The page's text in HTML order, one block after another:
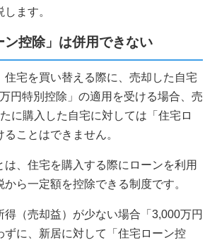
ます。
ン控除」は併用できない
住宅を買い替える際に、売却した自宅
円特別控除」の適用を受ける場合、売
に購入した自宅に対しては「住宅ロ
ことはできません。
は、住宅を購入する際にローンを利用
から一定額を控除できる制度です。
得（売却益）が少ない場合「3,000万円
ずに、新居に対して「住宅ローン控